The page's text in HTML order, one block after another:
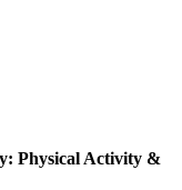
Physical Activity &